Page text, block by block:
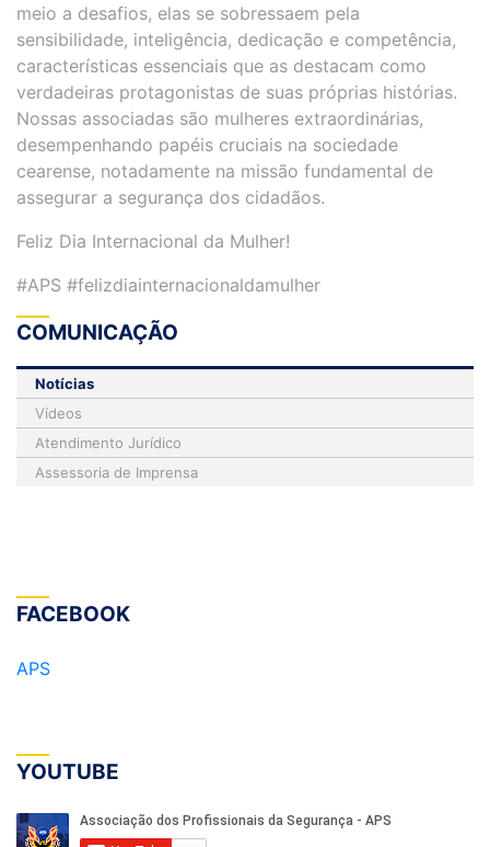
meio a desafios, elas se sobressaem pela
sensibilidade, inteligência, dedicação e competência,
características essenciais que as destacam como
verdadeiras protagonistas de suas próprias histórias.
Nossas associadas são mulheres extraordinárias,
desempenhando papéis cruciais na sociedade
cearense, notadamente na missão fundamental de
assegurar a segurança dos cidadãos.
Feliz Dia Internacional da Mulher!
#APS #felizdiainternacionaldamulher
COMUNICAÇÃO
Notícias
Vídeos
Atendimento Jurídico
Assessoria de Imprensa
FACEBOOK
APS
YOUTUBE